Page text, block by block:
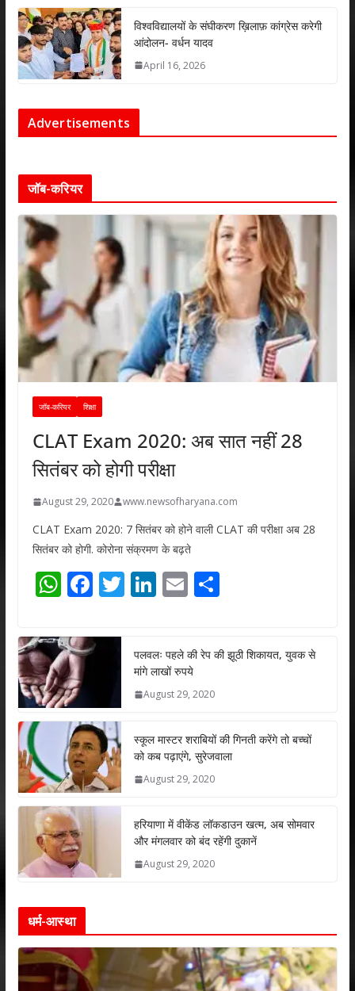
विश्वविद्यालयों के संघीकरण ख़िलाफ़ कांग्रेस करेगी
आंदोलन- वर्धन यादव
April 16, 2026
Advertisements
जॉब-करियर
जॉब-करियर शिक्षा
CLAT Exam 2020: अब सात नहीं 28
सितंबर को होगी परीक्षा
August 29, 2020 www.newsofharyana.com
CLAT Exam 2020: 7 सितंबर को होने वाली CLAT की परीक्षा अब 28
सितंबर को होगी. कोरोना संक्रमण के बढ़ते
W
at
s
A
p
p
F
e
b
o
k
T
er
Li
e
dI
n
E
l
S
e
पलवलः पहले की रेप की झूठी शिकायत, युवक से
मांगे लाखों रुपये
August 29, 2020
स्कूल मास्टर शराबियों की गिनती करेंगे तो बच्चों
को कब पढ़ाएंगे, सुरेजवाला
August 29, 2020
हरियाणा में वीकेंड लॉकडाउन खत्म, अब सोमवार
और मंगलवार को बंद रहेंगी दुकानें
August 29, 2020
धर्म-आस्था